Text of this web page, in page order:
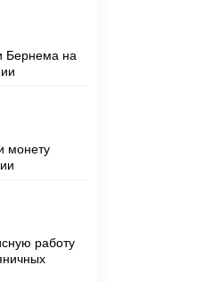
Бернема на
монету
работу